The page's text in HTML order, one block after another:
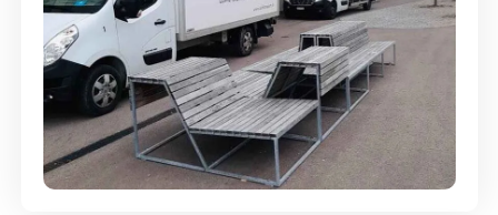
Umzugsreinigung - mit
Abgabegarantie